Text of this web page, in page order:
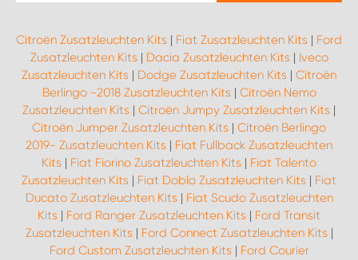
Citroën Zusatzleuchten Kits | Fiat Zusatzleuchten Kits | Ford
Zusatzleuchten Kits | Dacia Zusatzleuchten Kits | Iveco
Zusatzleuchten Kits | Dodge Zusatzleuchten Kits | Citroën
Berlingo -2018 Zusatzleuchten Kits | Citroën Nemo
Zusatzleuchten Kits | Citroën Jumpy Zusatzleuchten Kits |
Citroën Jumper Zusatzleuchten Kits | Citroën Berlingo
2019- Zusatzleuchten Kits | Fiat Fullback Zusatzleuchten
Kits | Fiat Fiorino Zusatzleuchten Kits | Fiat Talento
Zusatzleuchten Kits | Fiat Doblo Zusatzleuchten Kits | Fiat
Ducato Zusatzleuchten Kits | Fiat Scudo Zusatzleuchten
Kits | Ford Ranger Zusatzleuchten Kits | Ford Transit
Zusatzleuchten Kits | Ford Connect Zusatzleuchten Kits |
Ford Custom Zusatzleuchten Kits | Ford Courier